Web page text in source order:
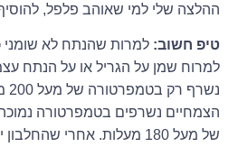
ההלצה שלי למי שאוהב פלפל,
טיפ חשוב:למרות שהנתח לא שומני
למרוח שמן על הגריל או על הנתח
הצמחיים נשרפים בטמפרטורה
של מעל 180 מעלות. אחרי